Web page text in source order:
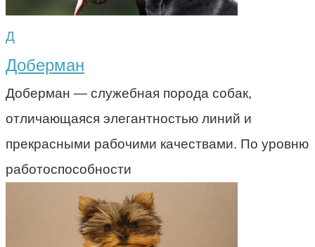
Д
Доберман
Доберман — служебная порода собак,
отличающаяся элегантностью линий и
прекрасными рабочими качествами. По уровню
работоспособности